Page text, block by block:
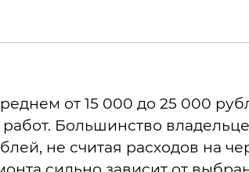
от 15 000 до 25 000
Большинство
не считая расходов на